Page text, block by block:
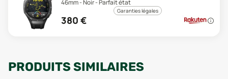
46mm - Noir - Parfait état
Garanties légales
380 €
PRODUITS SIMILAIRES